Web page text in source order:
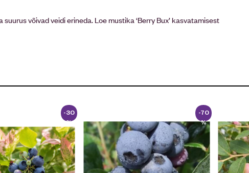
võivad veidi erineda. Loe mustika ‘Berry Bux’ kasvatamisest
-30
%
-70
%